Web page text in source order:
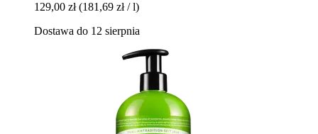
129,00 zł (181,69 zł / l)
Dostawa do 12 sierpnia